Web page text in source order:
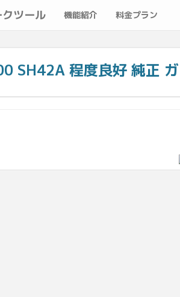
クツール 機能紹介 料金プラン
SH42A 程度良好 純正